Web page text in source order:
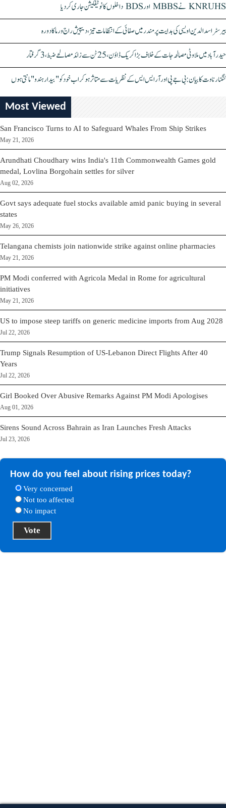
KNRUHS نے MBBS اور BDS داخلوں کا نوٹیفکیشن جاری کر دیا
بیرسٹر اسدالدین اویسی کی ہدایت پر مندر میں صفائی کے انتظامات تیز، دیپیش راج ورما کا دورہ
حیدرآباد میں ملاوٹی مصالحہ جات کے خلاف بڑا کریک ڈاؤن، 25 ٹن سے زائد مصالحے ضبط، 3 گرفتار
کنگنا رناوت کا بیان: بی جے پی اور آر ایس ایس کے نظریات سے متاثر ہو کر اب خود کو "بیدار ہندو" مانتی ہوں
Most Viewed
San Francisco Turns to AI to Safeguard Whales From Ship Strikes
May 21, 2026
Arundhati Choudhary wins India's 11th Commonwealth Games gold
medal, Lovlina Borgohain settles for silver
Aug 02, 2026
Govt says adequate fuel stocks available amid panic buying in several
states
May 26, 2026
Telangana chemists join nationwide strike against online pharmacies
May 21, 2026
PM Modi conferred with Agricola Medal in Rome for agricultural
initiatives
May 21, 2026
US to impose steep tariffs on generic medicine imports from Aug 2028
Jul 22, 2026
Trump Signals Resumption of US-Lebanon Direct Flights After 40
Years
Jul 22, 2026
Girl Booked Over Abusive Remarks Against PM Modi Apologises
Aug 01, 2026
Sirens Sound Across Bahrain as Iran Launches Fresh Attacks
Jul 23, 2026
How do you feel about rising prices today?
Very concerned
Not too affected
No impact